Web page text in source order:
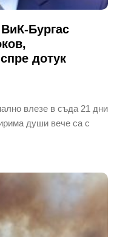
Бургас
дотук
влезе в съда 21 дни
души вече са с